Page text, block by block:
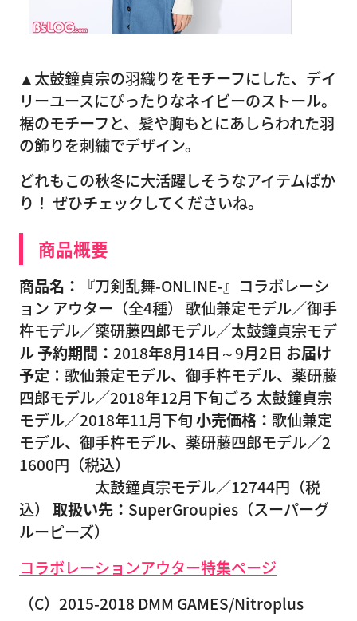
▲太鼓鐘貞宗の羽織りをモチーフにした、デイ
リーユースにぴったりなネイビーのストール。
裾のモチーフと、髪や胸もとにあしらわれた羽
の飾りを刺繍でデザイン。
どれもこの秋冬に大活躍しそうなアイテムばか
り！ ぜひチェックしてくださいね。
商品概要
商品名：
『刀剣乱舞-ONLINE-』コラボレーシ
ョン アウター（全4種） 歌仙兼定モデル／御手
杵モデル／薬研藤四郎モデル／太鼓鐘貞宗モデ
ル予約期間： 2018年8月14日～9月2日 お届け
予定 ：歌仙兼定モデル、御手杵モデル、薬研藤
四郎モデル／2018年12月下旬ごろ 太鼓鐘貞宗
モデル／2018年11月下旬小売価格： 歌仙兼定
モデル、御手杵モデル、薬研藤四郎モデル／2
1600円（税込）
太鼓鐘貞宗モデル／12744円（税
込） 取扱い先： SuperGroupies（スーパーグ
ルーピーズ）
コラボレーションアウター特集ページ
（C）2015-2018 DMM GAMES/Nitroplus